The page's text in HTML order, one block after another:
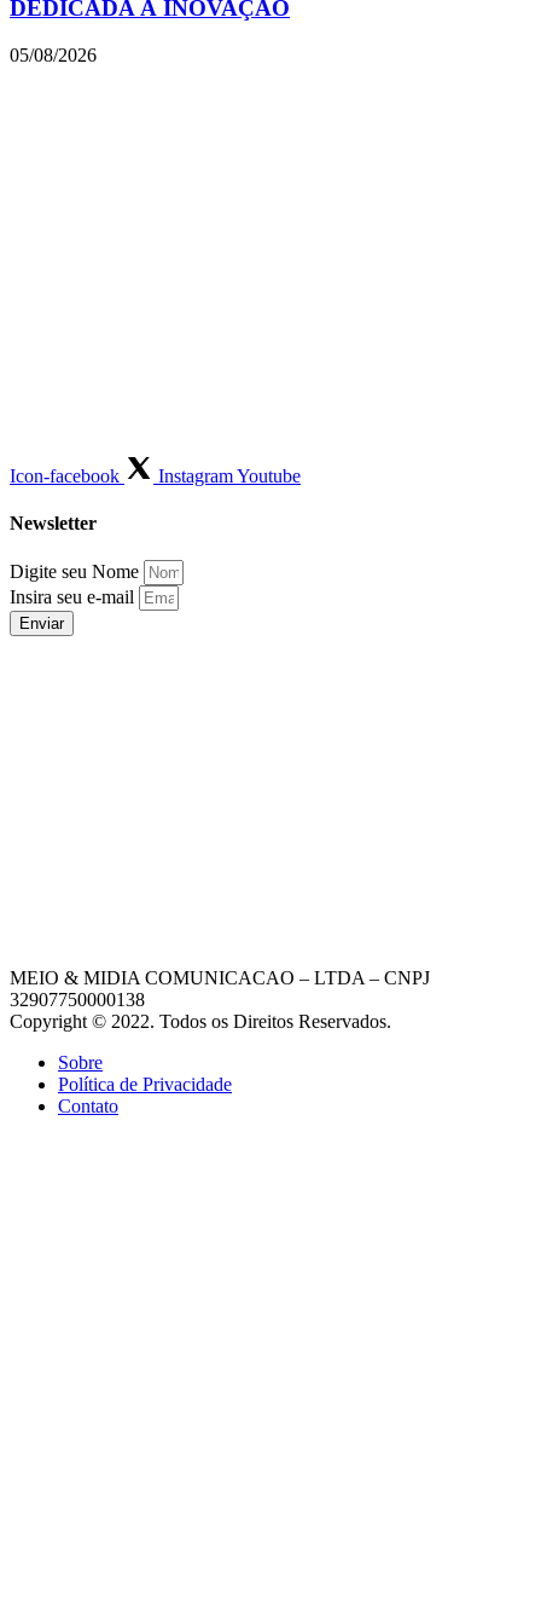
DEDICADA À INOVAÇÃO
05/08/2026
Icon-facebook InstagramYoutube
Newsletter
Digite seu Nome
Insira seu e-mail
Enviar
MEIO & MIDIA COMUNICACAO – LTDA – CNPJ
32907750000138
Copyright © 2022. Todos os Direitos Reservados.
Sobre
Política de Privacidade
Contato